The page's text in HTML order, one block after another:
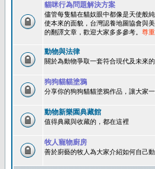
貓咪行為問題解決方案
儘管每隻貓在貓奴眼中都像是天使般
使本來的面貌，台灣認養地圖協會與
的翻譯文章，歡迎大家多多參考。 尊
動物與法律
關於為動物爭取一套符合現代及未來
狗狗貓貓塗鴉
分享你的狗狗貓貓塗鴉作品，讓大家
動物新樂園典藏館
值得典藏與收藏的，都在這裡
牧人寵物廚房
善於廚藝的牧人為大家介紹如何自己